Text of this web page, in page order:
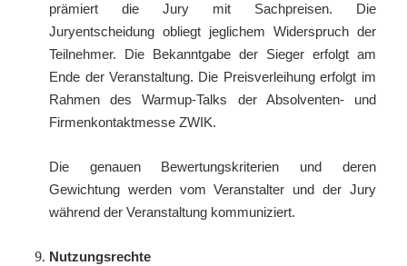
prämiert die Jury mit Sachpreisen. Die
Juryentscheidung obliegt jeglichem Widerspruch der
Teilnehmer. Die Bekanntgabe der Sieger erfolgt am
Ende der Veranstaltung. Die Preisverleihung erfolgt im
Rahmen des Warmup-Talks der Absolventen- und
Firmenkontaktmesse ZWIK.
Die genauen Bewertungskriterien und deren
Gewichtung werden vom Veranstalter und der Jury
während der Veranstaltung kommuniziert.
Nutzungsrechte